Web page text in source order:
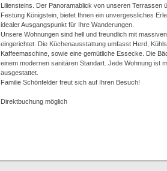
Liliensteins. Der Panoramablick von unseren Terrassen
Festung Königstein, bietet Ihnen ein unvergessliches
idealer Ausgangspunkt für Ihre Wanderungen.
Unsere Wohnungen sind hell und freundlich mit
eingerichtet. Die Küchenausstattung umfasst Herd,
Kaffeemaschine, sowie eine gemütliche Essecke. Die
einem modernen sanitären Standart. Jede Wohnung ist
ausgestattet.
Familie Schönfelder freut sich auf Ihren Besuch!
Direktbuchung möglich